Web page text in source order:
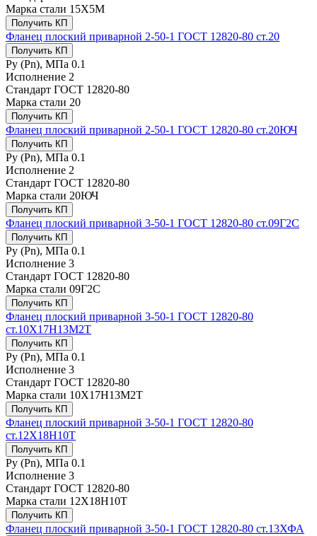
Марка стали 15Х5М
Получить КП
Фланец плоский приварной 2-50-1 ГОСТ 12820-80 ст.20
Получить КП
Ру (Рn), МПа 0.1
Исполнение 2
Стандарт ГОСТ 12820-80
Марка стали 20
Получить КП
Фланец плоский приварной 2-50-1 ГОСТ 12820-80 ст.20ЮЧ
Получить КП
Ру (Рn), МПа 0.1
Исполнение 2
Стандарт ГОСТ 12820-80
Марка стали 20ЮЧ
Получить КП
Фланец плоский приварной 3-50-1 ГОСТ 12820-80 ст.09Г2С
Получить КП
Ру (Рn), МПа 0.1
Исполнение 3
Стандарт ГОСТ 12820-80
Марка стали 09Г2С
Получить КП
Фланец плоский приварной 3-50-1 ГОСТ 12820-80
ст.10Х17Н13М2Т
Получить КП
Ру (Рn), МПа 0.1
Исполнение 3
Стандарт ГОСТ 12820-80
Марка стали 10Х17Н13М2Т
Получить КП
Фланец плоский приварной 3-50-1 ГОСТ 12820-80
ст.12Х18Н10Т
Получить КП
Ру (Рn), МПа 0.1
Исполнение 3
Стандарт ГОСТ 12820-80
Марка стали 12Х18Н10Т
Получить КП
Фланец плоский приварной 3-50-1 ГОСТ 12820-80 ст.13ХФА